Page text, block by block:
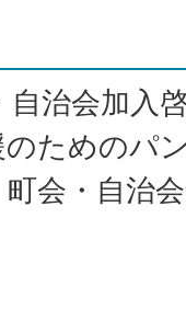
治会加入
ためのパ
会・自治